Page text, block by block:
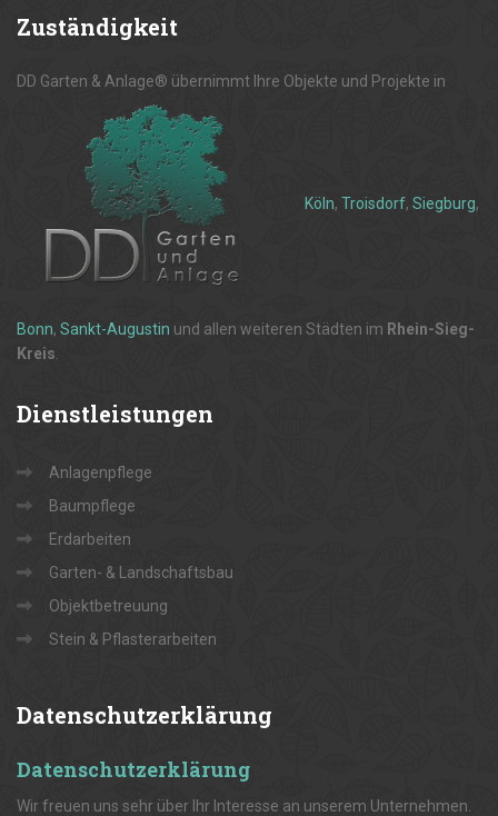
Zuständigkeit
DD Garten & Anlage® übernimmt Ihre Objekte und Projekte in
Köln, Troisdorf, Siegburg,
Bonn, Sankt-Augustin und allen weiteren Städten im Rhein-Sieg-
Kreis
Dienstleistungen
Anlagenpflege
Baumpflege
Erdarbeiten
Garten- & Landschaftsbau
Objektbetreuung
Stein & Pflasterarbeiten
Datenschutzerklärung
Datenschutzerklärung
Wir freuen uns sehr über Ihr Interesse an unserem Unternehmen.